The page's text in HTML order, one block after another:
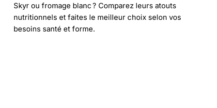
Skyr ou fromage blanc ? Comparez leurs atouts
nutritionnels et faites le meilleur choix selon vos
besoins santé et forme.